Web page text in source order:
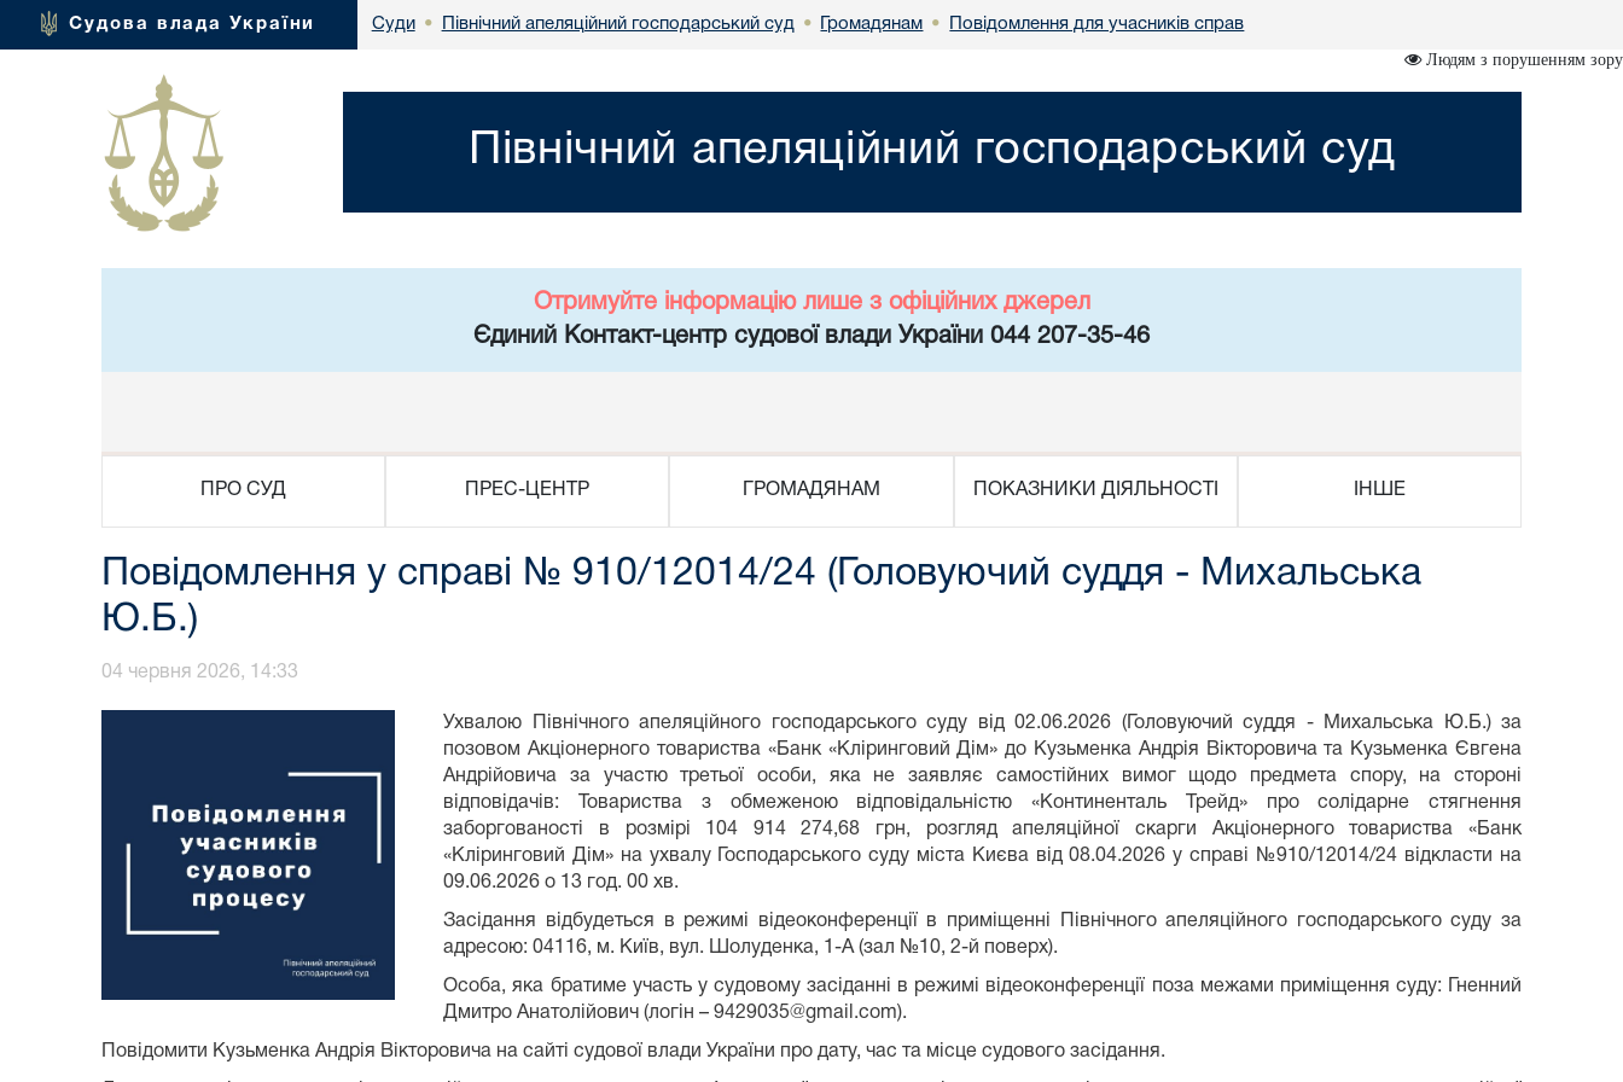
Судова влада України Суди • Північний апеляційний господарський суд • Громадянам • Повідомлення для учасників справ
Людям з порушенням зору
Північний апеляційний господарський суд
Отримуйте інформацію лише з офіційних джерел
Єдиний Контакт-центр судової влади України 044 207-35-46
ПРО СУД ПРЕС-ЦЕНТР ГРОМАДЯНАМ ПОКАЗНИКИ ДІЯЛЬНОСТІ ІНШЕ
Повідомлення у справі № 910/12014/24 (Головуючий суддя - Михальська
Ю.Б.)
04 червня 2026, 14:33
Ухвалою Північного апеляційного господарського суду від 02.06.2026 (Головуючий суддя - Михальська Ю.Б.) за
позовом Акціонерного товариства «Банк «Кліринговий Дім» до Кузьменка Андрія Вікторовича та Кузьменка Євгена
Андрійовича за участю третьої особи, яка не заявляє самостійних вимог щодо предмета спору, на стороні
відповідачів: Товариства з обмеженою відповідальністю «Континенталь Трейд» про солідарне стягнення
заборгованості в розмірі 104 914 274,68 грн, розгляд апеляційної скарги Акціонерного товариства «Банк
«Кліринговий Дім» на ухвалу Господарського суду міста Києва від 08.04.2026 у справі №910/12014/24 відкласти на
09.06.2026 о 13 год. 00 хв.
Засідання відбудеться в режимі відеоконференції в приміщенні Північного апеляційного господарського суду за
адресою: 04116, м. Київ, вул. Шолуденка, 1-А (зал №10, 2-й поверх).
Особа, яка братиме участь у судовому засіданні в режимі відеоконференції поза межами приміщення суду: Гненний
Дмитро Анатолійович (логін – 9429035@gmail.com).
Повідомити Кузьменка Андрія Вікторовича на сайті судової влади України про дату, час та місце судового засідання.